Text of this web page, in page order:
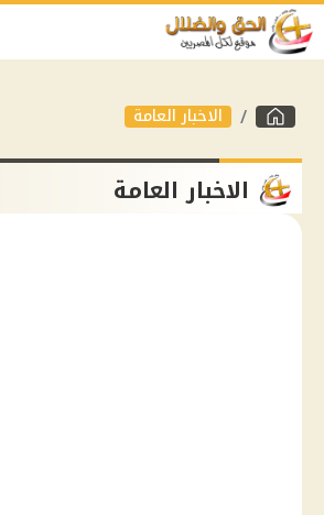
الاخبار العامة
الاخبار العامة